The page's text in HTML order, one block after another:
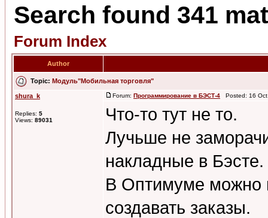
Search found 341
Forum Index
Author
Topic: Модуль"Мобильная торговля"
shura_k
Replies: 5
Views: 89031
Forum: Программирование в БЭСТ-4 Posted: 16
Что-то тут не то.
Лучьше не
накладные в Бэсте.
В Оптимуме можно
создавать заказы.